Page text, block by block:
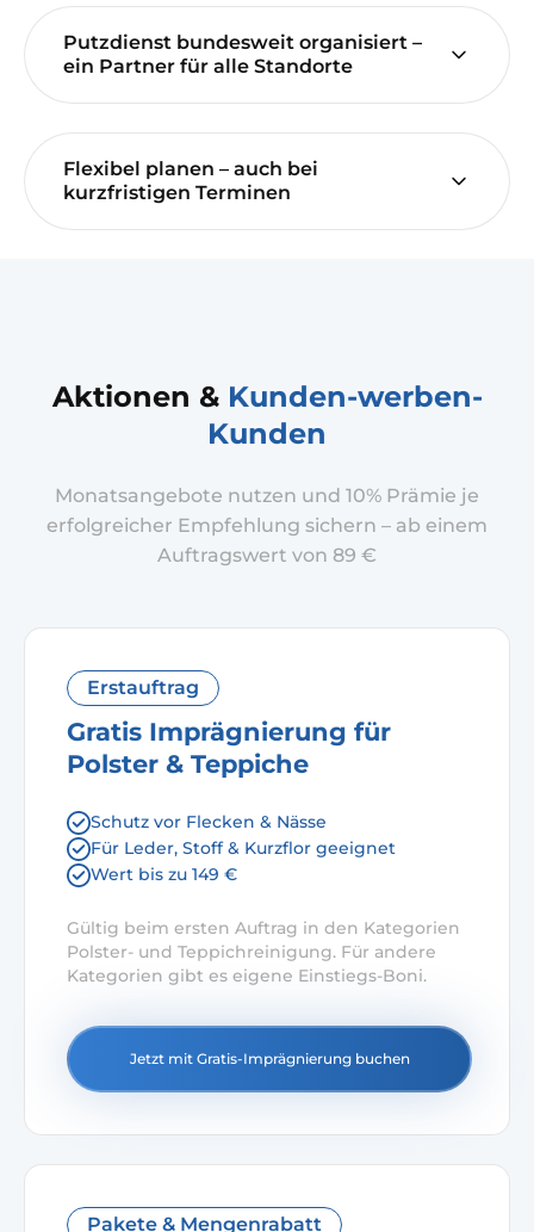
Putzdienst bundesweit organisiert –
ein Partner für alle Standorte
Flexibel planen – auch bei
kurzfristigen Terminen
Aktionen & Kunden-werben-
Kunden
Monatsangebote nutzen und 10% Prämie je
erfolgreicher Empfehlung sichern – ab einem
Auftragswert von 89 €
Erstauftrag
Gratis Imprägnierung für
Polster & Teppiche
Schutz vor Flecken & Nässe
Für Leder, Stoff & Kurzflor geeignet
Wert bis zu 149 €
Gültig beim ersten Auftrag in den Kategorien
Polster- und Teppichreinigung. Für andere
Kategorien gibt es eigene Einstiegs-Boni.
Jetzt mit Gratis-Imprägnierung buchen
Pakete & Mengenrabatt